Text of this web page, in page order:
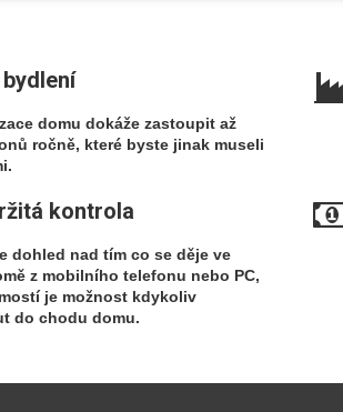
domu dokáže zastoupit až
ročně, které byste jinak museli
kontrola
dohled nad tím co se děje ve
z mobilního telefonu nebo PC,
je možnost kdykoliv
do chodu domu.